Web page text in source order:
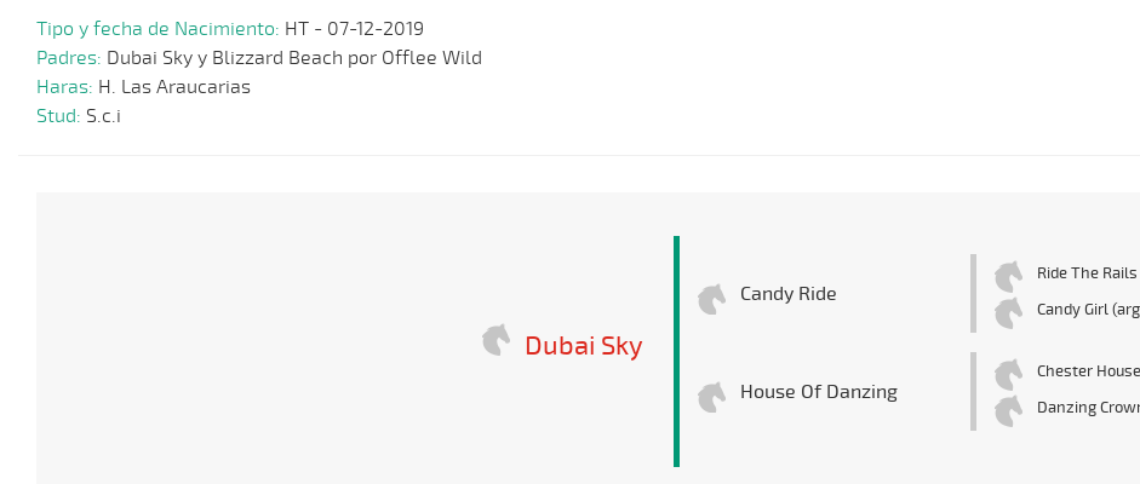
Tipo y fecha de Nacimiento: HT - 07-12-2019
Padres: Dubai Sky y Blizzard Beach por Offlee Wild
Haras: H. Las Araucarias
Stud: S.c.i
Dubai Sky
Candy Ride
Ride The Rails
Candy Girl
House Of Danzing
Chester House
Danzing